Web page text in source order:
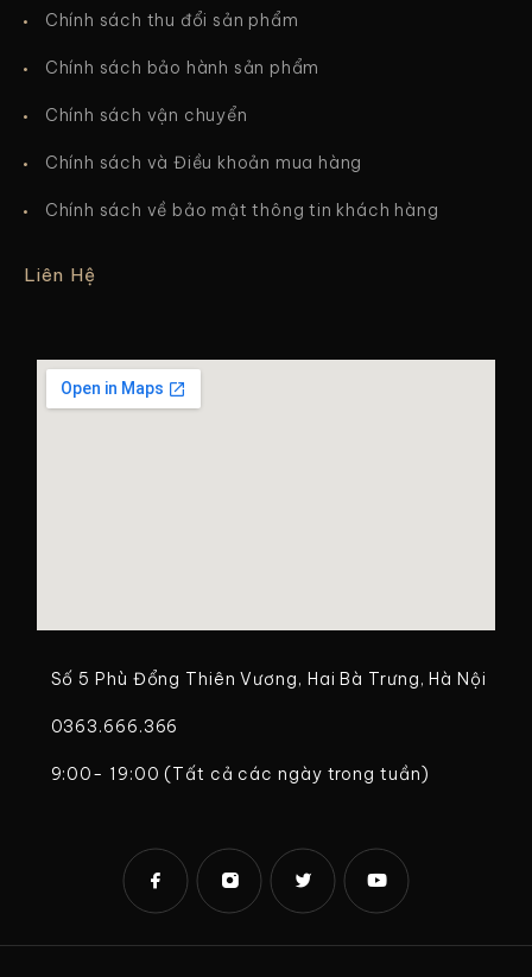
Chính sách thu đổi sản phẩm
Chính sách bảo hành sản phẩm
Chính sách vận chuyển
Chính sách và Điều khoản mua hàng
Chính sách về bảo mật thông tin khách hàng
Liên Hệ
Số 5 Phù Đổng Thiên Vương, Hai Bà Trưng, Hà Nội
0363.666.366
9:00- 19:00 (Tất cả các ngày trong tuần)